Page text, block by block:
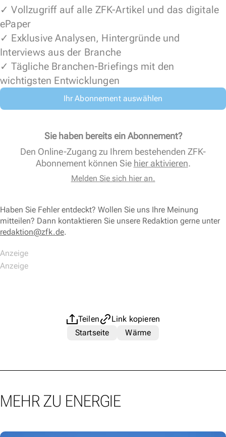
✓ Vollzugriff auf alle ZFK-Artikel und das digitale
ePaper
✓ Exklusive Analysen, Hintergründe und
Interviews aus der Branche
✓ Tägliche Branchen-Briefings mit den
wichtigsten Entwicklungen
Ihr Abonnement auswählen
Sie haben bereits ein Abonnement?
Den Online-Zugang zu Ihrem bestehenden ZFK-
Abonnement können Sie hier aktivieren.
Melden Sie sich hier an.
Haben Sie Fehler entdeckt? Wollen Sie uns Ihre Meinung
mitteilen? Dann kontaktieren Sie unsere Redaktion gerne unter
redaktion@zfk.de.
Teilen
Link kopieren
Startseite
Wärme
MEHR ZU ENERGIE